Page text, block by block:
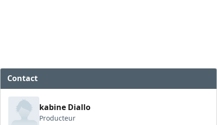
Contact
kabine Diallo
Producteur